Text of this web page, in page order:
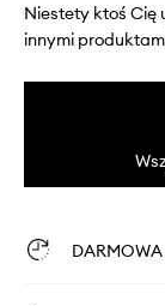
Niestety ktoś Cię
innymi